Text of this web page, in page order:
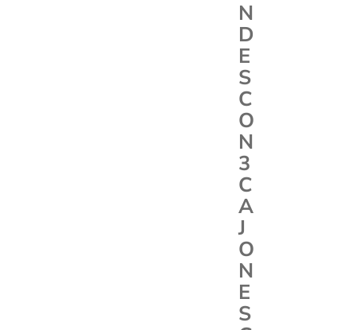
N
D
E
S
C
O
N
3
C
A
J
O
N
E
S